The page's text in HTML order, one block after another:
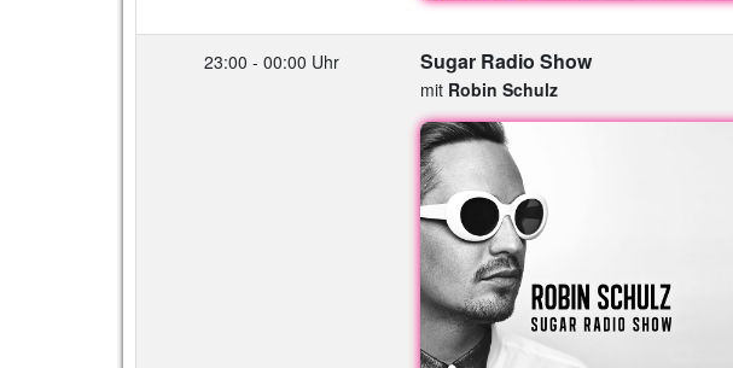
23:00 - 00:00 Uhr Sugar Radio Show
mit Robin Schulz